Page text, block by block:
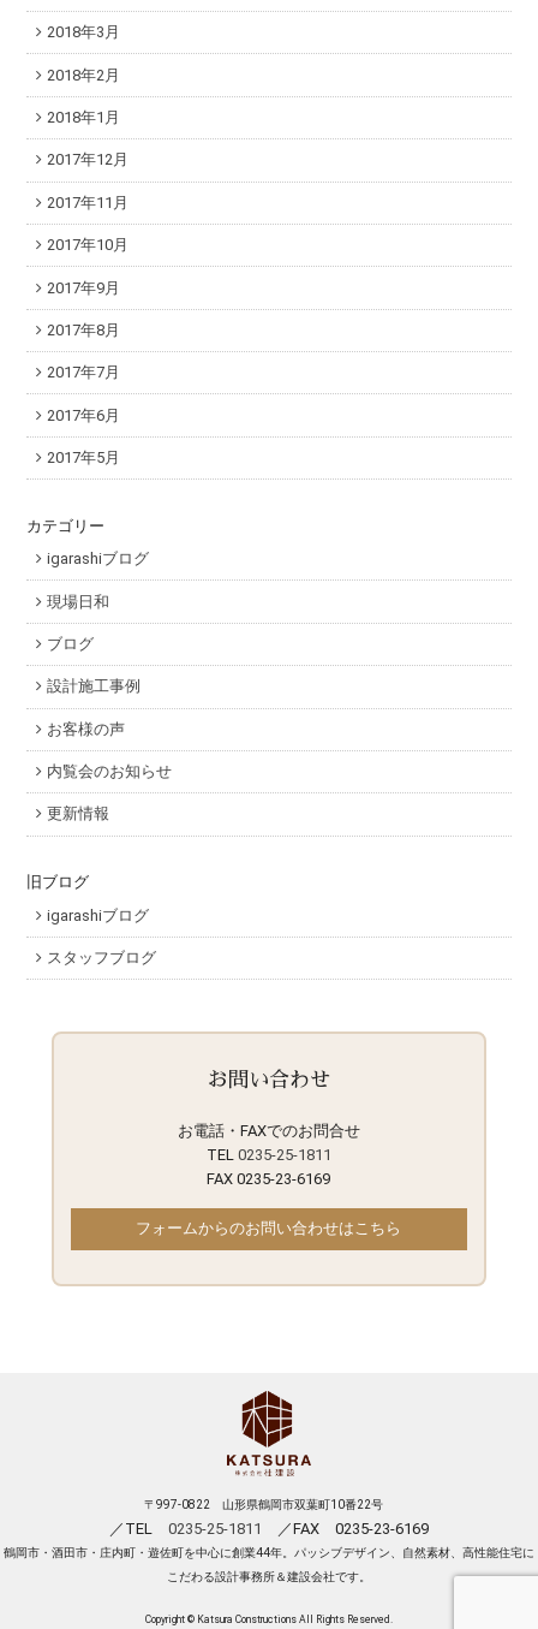
2018年3月
2018年2月
2018年1月
2017年12月
2017年11月
2017年10月
2017年9月
2017年8月
2017年7月
2017年6月
2017年5月
カテゴリー
igarashiブログ
現場日和
ブログ
設計施工事例
お客様の声
内覧会のお知らせ
更新情報
旧ブログ
igarashiブログ
スタッフブログ
お問い合わせ
お電話・FAXでのお問合せ
TEL 0235-25-1811
FAX 0235-23-6169
フォームからのお問い合わせはこちら
〒997-0822 山形県鶴岡市双葉町10番22号
／TEL 0235-25-1811 ／FAX 0235-23-6169
鶴岡市・酒田市・庄内町・遊佐町を中心に創業44年。パッシブデザイン、自然素材、高性能住宅に
こだわる設計事務所＆建設会社です。
Copyright © Katsura Constructions All Rights Reserved.